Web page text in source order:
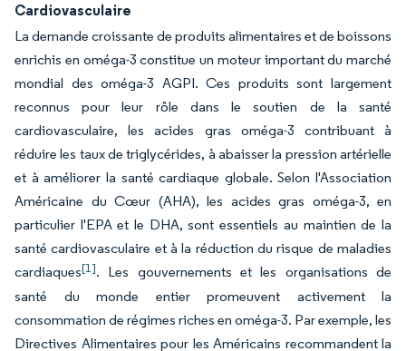
Cardiovasculaire
La demande croissante de produits alimentaires et de boissons
enrichis en oméga-3 constitue un moteur important du marché
mondial des oméga-3 AGPI. Ces produits sont largement
reconnus pour leur rôle dans le soutien de la santé
cardiovasculaire, les acides gras oméga-3 contribuant à
réduire les taux de triglycérides, à abaisser la pression artérielle
et à améliorer la santé cardiaque globale. Selon l'Association
Américaine du Cœur (AHA), les acides gras oméga-3, en
particulier l'EPA et le DHA, sont essentiels au maintien de la
santé cardiovasculaire et à la réduction du risque de maladies
cardiaques[1]. Les gouvernements et les organisations de
santé du monde entier promeuvent activement la
consommation de régimes riches en oméga-3. Par exemple, les
Directives Alimentaires pour les Américains recommandent la